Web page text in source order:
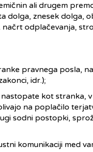
ali drugem
dolga, znesek dolga,
odplačevanja,
pravnega posla,
idr.);
kot stranka,
na poplačilo
sodni postopki,
komunikaciji med